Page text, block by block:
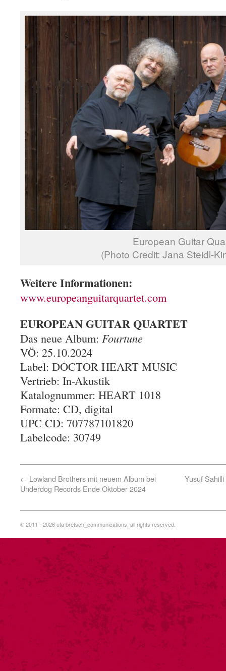
European Guitar
(Photo Credit: Jana Steidl-
Weitere Informationen:
www.europeanguitarquartet.com
EUROPEAN GUITAR QUARTET
Das neue Album: Fourtune
VÖ: 25.10.2024
Label: DOCTOR HEART MUSIC
Vertrieb: In-Akustik
Katalognummer: HEART 1018
Formate: CD, digital
UPC CD: 707787101820
Labelcode: 30749
← Lowland Brothers mit neuem Album bei
Underdog Records Ende Oktober 2024
Yusuf
© 2011 - 2026 uta bretsch_communications. all rights reserved.